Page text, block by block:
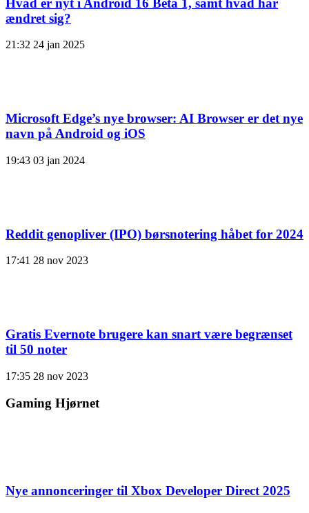
Hvad er nyt i Android 16 Beta 1, samt hvad har
ændret sig?
21:32 24 jan 2025
Microsoft Edge’s nye browser: AI Browser er det nye
navn på Android og iOS
19:43 03 jan 2024
Reddit genopliver (IPO) børsnotering håbet for 2024
17:41 28 nov 2023
Gratis Evernote brugere kan snart være begrænset
til 50 noter
17:35 28 nov 2023
Gaming Hjørnet
Nye annonceringer til Xbox Developer Direct 2025